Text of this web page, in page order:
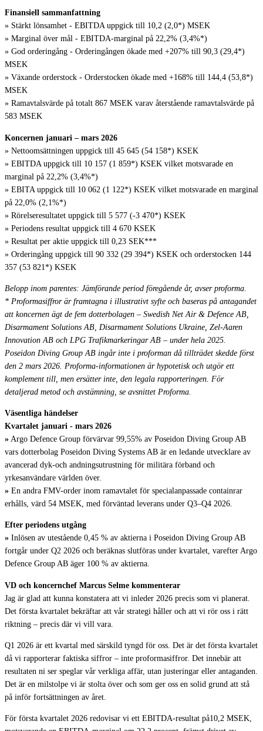
Finansiell sammanfattning
» Stärkt lönsamhet - EBITDA uppgick till 10,2 (2,0*) MSEK
» Marginal över mål - EBITDA-marginal på 22,2% (3,4%*)
» God orderingång - Orderingången ökade med +207% till 90,3 (29,4*)
MSEK
» Växande orderstock - Orderstocken ökade med +168% till 144,4 (53,8*)
MSEK
» Ramavtalsvärde på totalt 867 MSEK varav återstående ramavtalsvärde på
583 MSEK
Koncernen januari – mars 2026
» Nettoomsättningen uppgick till 45 645 (54 158*) KSEK
» EBITDA uppgick till 10 157 (1 859*) KSEK vilket motsvarade en
marginal på 22,2% (3,4%*)
» EBITA uppgick till 10 062 (1 122*) KSEK vilket motsvarade en marginal
på 22,0% (2,1%*)
» Rörelseresultatet uppgick till 5 577 (-3 470*) KSEK
» Periodens resultat uppgick till 4 670 KSEK
» Resultat per aktie uppgick till 0,23 SEK***
» Orderingång uppgick till 90 332 (29 394*) KSEK och orderstocken 144
357 (53 821*) KSEK
Belopp inom parentes: Jämförande period föregående år, avser proforma.
* Proformasiffror är framtagna i illustrativt syfte och baseras på antagandet
att koncernen ägt de fem dotterbolagen – Swedish Net Air & Defence AB,
Disarmament Solutions AB, Disarmament Solutions Ukraine, Zel-Aaren
Innovation AB och LPG Trafikmarkeringar AB – under hela 2025.
Poseidon Diving Group AB ingår inte i proforman då tillträdet skedde först
den 2 mars 2026. Proforma-informationen är hypotetisk och utgör ett
komplement till, men ersätter inte, den legala rapporteringen. För
detaljerad metod och avstämning, se avsnittet Proforma.
Väsentliga händelser
Kvartalet januari - mars 2026
» Argo Defence Group förvärvar 99,55% av Poseidon Diving Group AB
vars dotterbolag Poseidon Diving Systems AB är en ledande utvecklare av
avancerad dyk-och andningsutrustning för militära förband och
yrkesanvändare världen över.
» En andra FMV-order inom ramavtalet för specialanpassade containrar
erhålls, värd 54 MSEK, med förväntad leverans under Q3–Q4 2026.
Efter periodens utgång
» Inlösen av utestående 0,45 % av aktierna i Poseidon Diving Group AB
fortgår under Q2 2026 och beräknas slutföras under kvartalet, varefter Argo
Defence Group AB äger 100 % av aktierna.
VD och koncernchef Marcus Selme kommenterar
Jag är glad att kunna konstatera att vi inleder 2026 precis som vi planerat.
Det första kvartalet bekräftar att vår strategi håller och att vi rör oss i rätt
riktning – precis där vi vill vara.
Q1 2026 är ett kvartal med särskild tyngd för oss. Det är det första kvartalet
då vi rapporterar faktiska siffror – inte proformasiffror. Det innebär att
resultaten ni ser speglar vår verkliga affär, utan justeringar eller antaganden.
Det är en milstolpe vi är stolta över och som ger oss en solid grund att stå
på inför fortsättningen av året.
För första kvartalet 2026 redovisar vi ett EBITDA-resultat på10,2 MSEK,